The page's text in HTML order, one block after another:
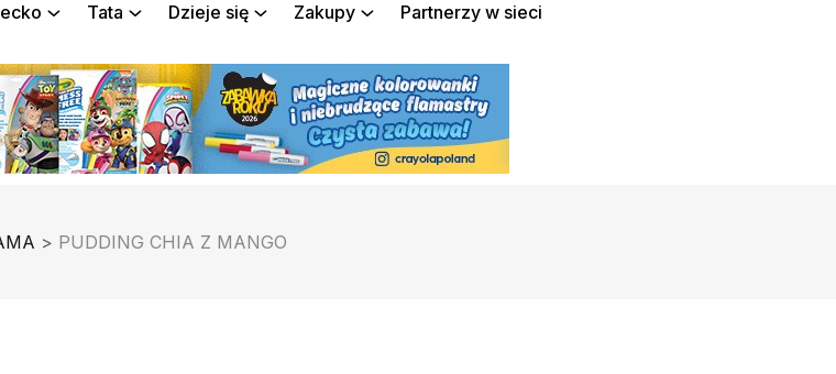
Tata Dzieje się Zakupy Partnerzy w sieci
> PUDDING CHIA Z MANGO